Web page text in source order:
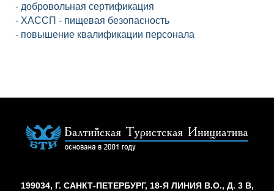
- добровольная сертификация
- ХАССП - пищевая безопасность
- повышение квалификации персонала
199034, Г. САНКТ-ПЕТЕРБУРГ, 18-Я ЛИНИЯ В.О., Д. 3 В,